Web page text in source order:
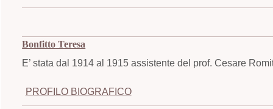
Bonfitto Teresa
E’ stata dal 1914 al 1915 assistente del prof. Cesare
PROFILO BIOGRAFICO